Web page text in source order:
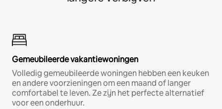
Gemeubileerde vakantiewoningen
Volledig gemeubileerde woningen hebben een keuken
en andere voorzieningen om een maand of langer
comfortabel te leven. Ze zijn het perfecte alternatief
voor een onderhuur.